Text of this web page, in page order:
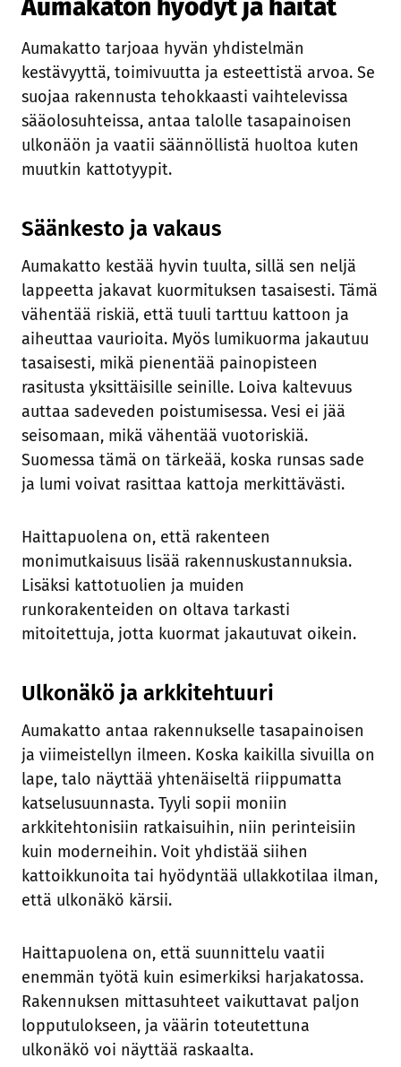
Aumakaton hyödyt ja haitat
Aumakatto tarjoaa hyvän yhdistelmän
kestävyyttä, toimivuutta ja esteettistä arvoa. Se
suojaa rakennusta tehokkaasti vaihtelevissa
sääolosuhteissa, antaa talolle tasapainoisen
ulkonäön ja vaatii säännöllistä huoltoa kuten
muutkin kattotyypit.
Säänkesto ja vakaus
Aumakatto kestää hyvin tuulta, sillä sen neljä
lappeetta jakavat kuormituksen tasaisesti. Tämä
vähentää riskiä, että tuuli tarttuu kattoon ja
aiheuttaa vaurioita. Myös lumikuorma jakautuu
tasaisesti, mikä pienentää painopisteen
rasitusta yksittäisille seinille. Loiva kaltevuus
auttaa sadeveden poistumisessa. Vesi ei jää
seisomaan, mikä vähentää vuotoriskiä.
Suomessa tämä on tärkeää, koska runsas sade
ja lumi voivat rasittaa kattoja merkittävästi.
Haittapuolena on, että rakenteen
monimutkaisuus lisää rakennuskustannuksia.
Lisäksi kattotuolien ja muiden
runkorakenteiden on oltava tarkasti
mitoitettuja, jotta kuormat jakautuvat oikein.
Ulkonäkö ja arkkitehtuuri
Aumakatto antaa rakennukselle tasapainoisen
ja viimeistellyn ilmeen. Koska kaikilla sivuilla on
lape, talo näyttää yhtenäiseltä riippumatta
katselusuunnasta. Tyyli sopii moniin
arkkitehtonisiin ratkaisuihin, niin perinteisiin
kuin moderneihin. Voit yhdistää siihen
kattoikkunoita tai hyödyntää ullakkotilaa ilman,
että ulkonäkö kärsii.
Haittapuolena on, että suunnittelu vaatii
enemmän työtä kuin esimerkiksi harjakatossa.
Rakennuksen mittasuhteet vaikuttavat paljon
lopputulokseen, ja väärin toteutettuna
ulkonäkö voi näyttää raskaalta.